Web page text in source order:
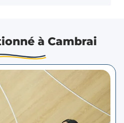
à Cambrai